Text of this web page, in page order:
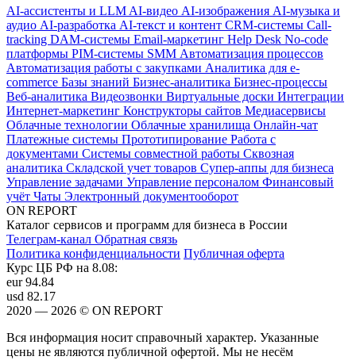
AI-ассистенты и LLM AI-видео AI-изображения AI-музыка и
аудио AI-разработка AI-текст и контент CRM-системы Call-
tracking DAM-системы Email-маркетинг Help Desk No-code
платформы PIM-системы SMM Автоматизация процессов
Автоматизация работы с закупками Аналитика для e-
commerce Базы знаний Бизнес-аналитика Бизнес-процессы
Веб-аналитика Видеозвонки Виртуальные доски Интеграции
Интернет-маркетинг Конструкторы сайтов Медиасервисы
Облачные технологии Облачные хранилища Онлайн-чат
Платежные системы Прототипирование Работа с
документами Системы совместной работы Сквозная
аналитика Складской учет товаров Супер-аппы для бизнеса
Управление задачами Управление персоналом Финансовый
учёт Чаты Электронный документооборот
ON REPORT
Каталог сервисов и программ для бизнеса в России
Телеграм-канал Обратная связь
Политика конфиденциальности Публичная оферта
Курс ЦБ РФ на 8.08:
eur94.84
usd 82.17
2020 — 2026 © ON REPORT
Вся информация носит справочный характер. Указанные
цены не являются публичной офертой. Мы не несём